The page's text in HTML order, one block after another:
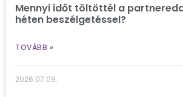
Mennyi időt töltöttél a
héten beszélgetéssel?
TOVÁBB »
2026.07.09.